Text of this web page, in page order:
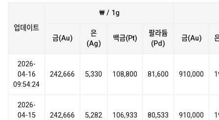
업데이트
₩ / 1g
금(Au)
은
(Ag)
백금(Pt)
팔라듐
(Pd)
금(Au)
2026-
04-16
09:54:24
242,666 5,330 108,800 81,600 910,000
2026-
04-15
242,666 5,282 106,933 80,533 910,000